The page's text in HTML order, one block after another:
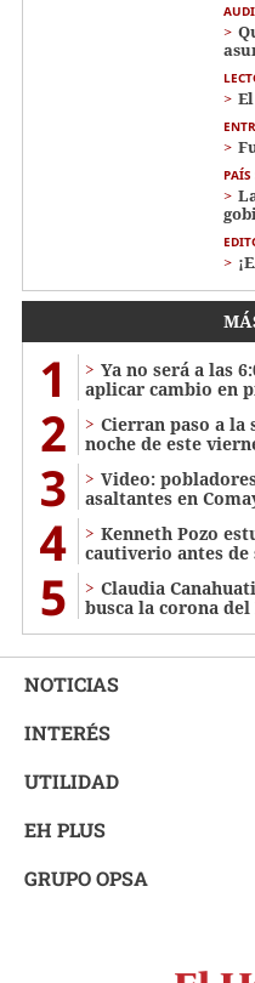
PAÍS
1
Ya no será a las
aplicar cambio en
2
Cierran paso a la
noche de este
3
Video:
asaltantes en
4
Kenneth Pozo
cautiverio antes de
5
Claudia
busca la corona
NOTICIAS
INTERÉS
UTILIDAD
EH PLUS
GRUPO OPSA